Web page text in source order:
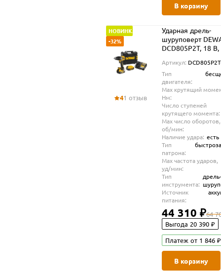
В корзину
НОВИНКА
-32%
41 отзыв
Ударная дрель-
шуруповерт
DCD805P2T, 18
2 АКБ 5 Ач и ЗУ, в
TSTAK
Артикул:
Тип
двигателя:
Max крутящий
Нм:
Число ступеней
крутящего момента:
Max число оборотов,
об/мин:
Наличие удара: есть
Тип
патрона:
Max частота ударов,
уд/мин:
Тип
инструмента:
дрель-
Источник
питания:
44 310 ₽64
Выгода 20 390 ₽
Платеж от 1 846 ₽
В корзину